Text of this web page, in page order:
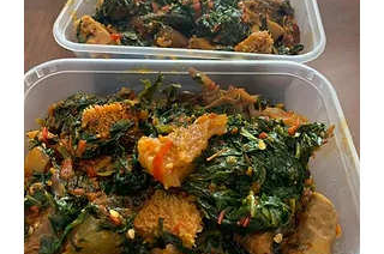
r
3
L
i
t
e
r
s